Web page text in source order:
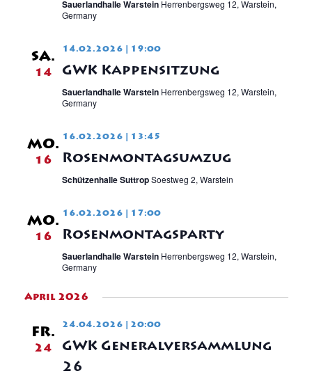
Sauerlandhalle Warstein Herrenbergsweg 12, Warstein,
Germany
SA.
14
14.02.2026 | 19:00
GWK Kappensitzung
Sauerlandhalle Warstein Herrenbergsweg 12, Warstein,
Germany
MO.
16
16.02.2026 | 13:45
Rosenmontagsumzug
Schützenhalle SuttropSoestweg 2, Warstein
MO.
16
16.02.2026 | 17:00
Rosenmontagsparty
Sauerlandhalle Warstein Herrenbergsweg 12, Warstein,
Germany
April 2026
FR.
24
24.04.2026 | 20:00
GWK Generalversammlung
26